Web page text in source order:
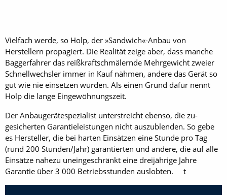
Vielfach werde, so Holp, der »Sandwich«-Anbau von
Herstellern propagiert. Die Realität zeige aber, dass manche
Baggerfahrer das reißkraftschmälernde Mehrgewicht zweier
Schnellwechsler immer in Kauf nähmen, andere das Gerät so
gut wie nie einsetzen würden. Als einen Grund dafür nennt
Holp die lange Eingewöhnungszeit.
Der Anbaugerätespezialist unterstreicht ebenso, die zu­
gesicherten Garantieleistungen nicht auszublenden. So gebe
es Hersteller, die bei harten Einsätzen eine Stunde pro Tag
(rund 200 Stunden/Jahr) garantierten und andere, die auf alle
Einsätze nahezu uneingeschränkt eine dreijährige Jahre
Garantie über 3 000 Betriebsstunden aus­lobten. t